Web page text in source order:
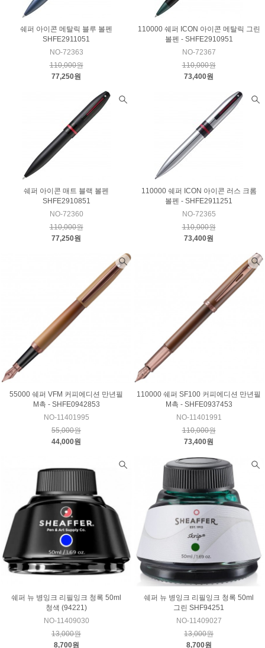
쉐퍼 아이콘 메탈릭 블루 볼펜
SHFE2911051
NO-72363
110,000원
77,250원
110000 쉐퍼 ICON 아이콘 메탈릭 그린
볼펜 - SHFE2910951
NO-72367
110,000원
73,400원
쉐퍼 아이콘 매트 블랙 볼펜
SHFE2910851
NO-72360
110,000원
77,250원
110000 쉐퍼 ICON 아이콘 러스 크롬
볼펜 - SHFE2911251
NO-72365
110,000원
73,400원
55000 쉐퍼 VFM 커피에디션 만년필
M촉 - SHFE0942853
NO-11401995
55,000원
44,000원
110000 쉐퍼 SF100 커피에디션 만년필
M촉 - SHFE0937453
NO-11401991
110,000원
73,400원
쉐퍼 뉴 병잉크 리필잉크 청록 50ml
청색 (94221)
NO-11409030
13,000원
8,700원
쉐퍼 뉴 병잉크 리필잉크 청록 50ml
그린 SHF94251
NO-11409027
13,000원
8,700원